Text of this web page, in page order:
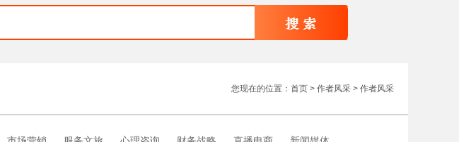
您现在的位置： 首页 > 作者风采 > 作者风采